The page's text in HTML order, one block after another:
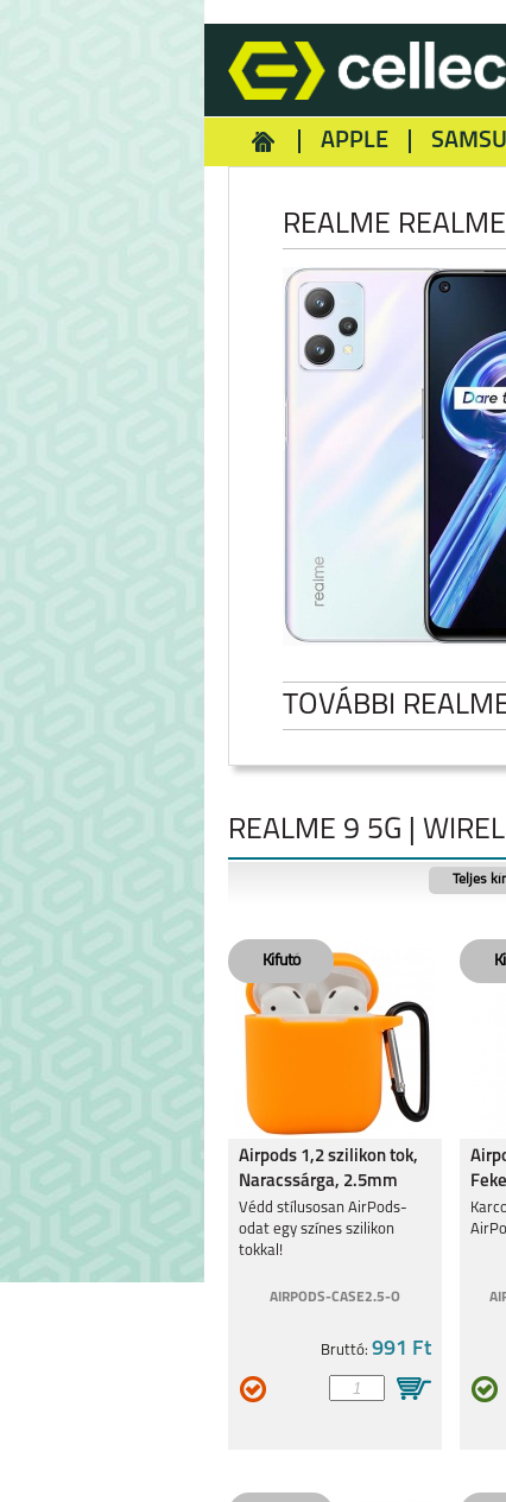
APPLE
REALME
TOVÁBBI
NOTE 60 REALME
REALME 9 5G
REALME 9 5G |
Teljes
Airpods 1,2 szilikon tok,
Naracssárga, 2.5mm
Védd stílusosan AirPods-
odat egy színes szilikon
tokkal!
AIRPODS-CASE2.5-O
Bruttó: 991 Ft
mm